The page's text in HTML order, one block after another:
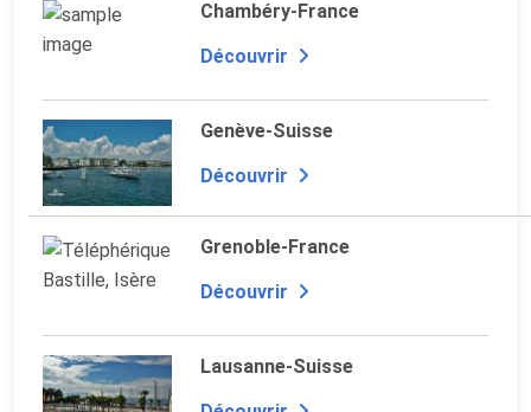
Chambéry-France
Découvrir
Genève-Suisse
Découvrir
Grenoble-France
Découvrir
Lausanne-Suisse